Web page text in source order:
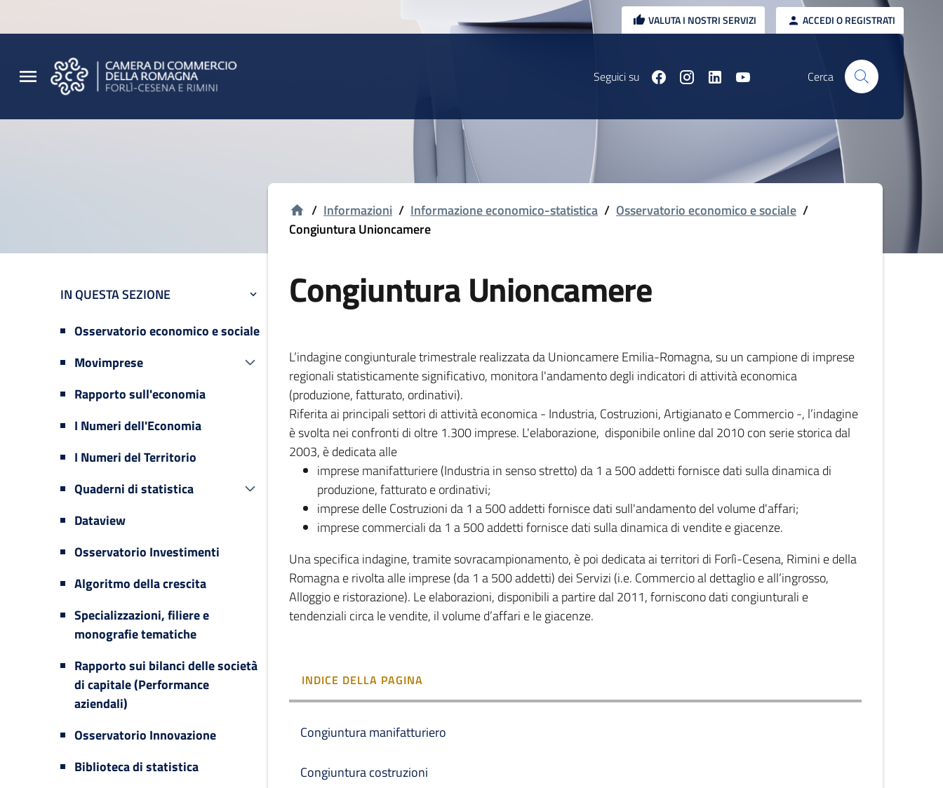
VALUTA I NOSTRI SERVIZI ACCEDI O REGISTRATI
Seguici su Cerca
IN QUESTA SEZIONE
Osservatorio economico e sociale
Movimprese
Rapporto sull'economia
I Numeri dell'Economia
I Numeri del Territorio
Quaderni di statistica
Dataview
Osservatorio Investimenti
Algoritmo della crescita
Specializzazioni, filiere e
monografie tematiche
Rapporto sui bilanci delle società
di capitale (Performance
aziendali)
Osservatorio Innovazione
Biblioteca di statistica
/ Informazioni / Informazione economico-statistica / Osservatorio economico e sociale /
Congiuntura Unioncamere
Congiuntura Unioncamere
L’indagine congiunturale trimestrale realizzata da Unioncamere Emilia-Romagna, su un campione di imprese
regionali statisticamente significativo, monitora l'andamento degli indicatori di attività economica
(produzione, fatturato, ordinativi).
Riferita ai principali settori di attività economica - Industria, Costruzioni, Artigianato e Commercio -, l’indagine
è svolta nei confronti di oltre 1.300 imprese. L'elaborazione, disponibile online dal 2010 con serie storica dal
2003, è dedicata alle
imprese manifatturiere (Industria in senso stretto) da 1 a 500 addetti fornisce dati sulla dinamica di
produzione, fatturato e ordinativi;
imprese delle Costruzioni da 1 a 500 addetti fornisce dati sull'andamento del volume d'affari;
imprese commerciali da 1 a 500 addetti fornisce dati sulla dinamica di vendite e giacenze.
Una specifica indagine, tramite sovracampionamento, è poi dedicata ai territori di Forlì-Cesena, Rimini e della
Romagna e rivolta alle imprese (da 1 a 500 addetti) dei Servizi (i.e. Commercio al dettaglio e all’ingrosso,
Alloggio e ristorazione). Le elaborazioni, disponibili a partire dal 2011, forniscono dati congiunturali e
tendenziali circa le vendite, il volume d’affari e le giacenze.
INDICE DELLA PAGINA
Congiuntura manifatturiero
Congiuntura costruzioni